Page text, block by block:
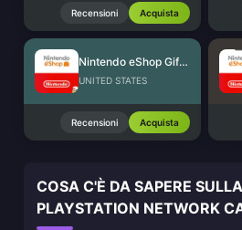
Recensioni Acquista
Nintendo eShop Gift Card (US)
UNITED STATES
Recensioni Acquista
COSA C'È DA SAPERE
PLAYSTATION NETWORK